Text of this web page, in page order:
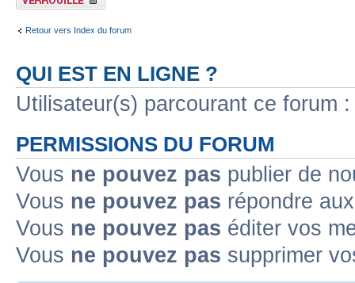
Retour vers Index du forum
QUI EST EN LIGNE ?
Utilisateur(s) parcourant ce forum
PERMISSIONS DU FORUM
Vous ne pouvez pas publier de
Vous ne pouvez pas répondre
Vous ne pouvez pas éditer vos
Vous ne pouvez pas supprimer